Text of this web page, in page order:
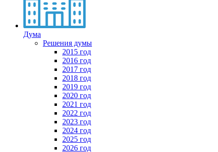
Дума
Решения думы
2015 год
2016 год
2017 год
2018 год
2019 год
2020 год
2021 год
2022 год
2023 год
2024 год
2025 год
2026 год